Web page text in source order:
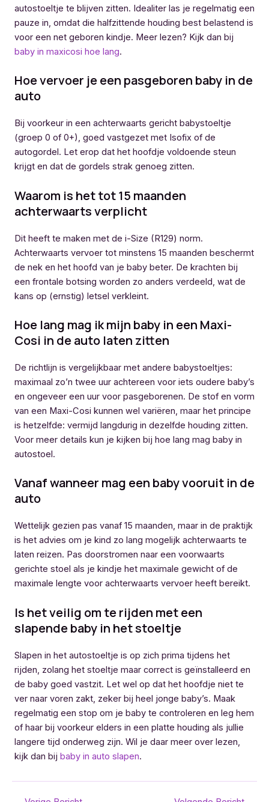
autostoeltje te blijven zitten. Idealiter las je regelmatig een
pauze in, omdat die halfzittende houding best belastend is
voor een net geboren kindje. Meer lezen? Kijk dan bij
baby in maxicosi hoe lang.
Hoe vervoer je een pasgeboren baby in de
auto
Bij voorkeur in een achterwaarts gericht babystoeltje
(groep 0 of 0+), goed vastgezet met Isofix of de
autogordel. Let erop dat het hoofdje voldoende steun
krijgt en dat de gordels strak genoeg zitten.
Waarom is het tot 15 maanden
achterwaarts verplicht
Dit heeft te maken met de i-Size (R129) norm.
Achterwaarts vervoer tot minstens 15 maanden beschermt
de nek en het hoofd van je baby beter. De krachten bij
een frontale botsing worden zo anders verdeeld, wat de
kans op (ernstig) letsel verkleint.
Hoe lang mag ik mijn baby in een Maxi-
Cosi in de auto laten zitten
De richtlijn is vergelijkbaar met andere babystoeltjes:
maximaal zo’n twee uur achtereen voor iets oudere baby’s
en ongeveer een uur voor pasgeborenen. De stof en vorm
van een Maxi-Cosi kunnen wel variëren, maar het principe
is hetzelfde: vermijd langdurig in dezelfde houding zitten.
Voor meer details kun je kijken bij hoe lang mag baby in
autostoel.
Vanaf wanneer mag een baby vooruit in de
auto
Wettelijk gezien pas vanaf 15 maanden, maar in de praktijk
is het advies om je kind zo lang mogelijk achterwaarts te
laten reizen. Pas doorstromen naar een voorwaarts
gerichte stoel als je kindje het maximale gewicht of de
maximale lengte voor achterwaarts vervoer heeft bereikt.
Is het veilig om te rijden met een
slapende baby in het stoeltje
Slapen in het autostoeltje is op zich prima tijdens het
rijden, zolang het stoeltje maar correct is geïnstalleerd en
de baby goed vastzit. Let wel op dat het hoofdje niet te
ver naar voren zakt, zeker bij heel jonge baby’s. Maak
regelmatig een stop om je baby te controleren en leg hem
of haar bij voorkeur elders in een platte houding als jullie
langere tijd onderweg zijn. Wil je daar meer over lezen,
kijk dan bij baby in auto slapen.